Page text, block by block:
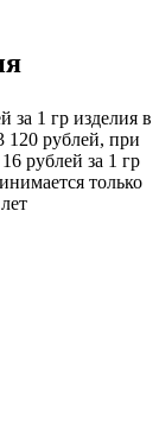
за 1 гр изделия в
120 рублей, при
рублей за 1 гр
только